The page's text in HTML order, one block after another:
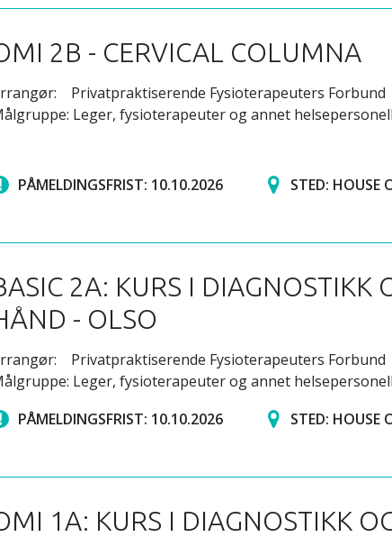
2B - CERVICAL COLUMNA
Privatpraktiserende Fysioterapeuters Forbund
Leger, fysioterapeuter og annet helsepersonell
PÅMELDINGSFRIST: 10.10.2026 STED: HOUSE
2A: KURS I DIAGNOSTIKK
- OLSO
Privatpraktiserende Fysioterapeuters Forbund
Leger, fysioterapeuter og annet helsepersonell
PÅMELDINGSFRIST: 10.10.2026
STED: HOUSE
1A: KURS I DIAGNOSTIKK